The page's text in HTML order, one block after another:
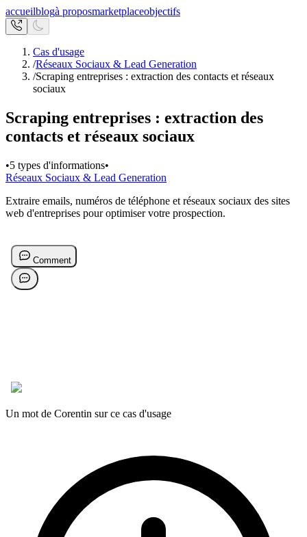
accueilblogà proposmarketplaceobjectifs
Cas d'usage
/Réseaux Sociaux & Lead Generation
/Scraping entreprises : extraction des contacts et réseaux
sociaux
Scraping entreprises : extraction des
contacts et réseaux sociaux
•5 types d'informations•
Réseaux Sociaux & Lead Generation
Extraire emails, numéros de téléphone et réseaux sociaux des sites
web d'entreprises pour optimiser votre prospection.
Un mot de Corentin sur ce cas d'usage